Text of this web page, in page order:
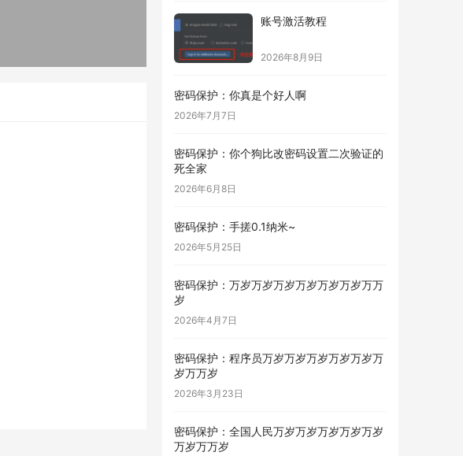
账号激活教程
2026年8月9日
密码保护：你真是个好人啊
2026年7月7日
密码保护：你个狗比改密码设置二次验证的
死全家
2026年6月8日
密码保护：手搓0.1纳米~
2026年5月25日
密码保护：万岁万岁万岁万岁万岁万岁万万
岁
2026年4月7日
密码保护：程序员万岁万岁万岁万岁万岁万
岁万万岁
2026年3月23日
密码保护：全国人民万岁万岁万岁万岁万岁
万岁万万岁